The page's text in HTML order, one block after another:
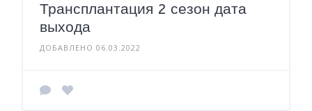
Трансплантация 2 сезон дата
выхода
ДОБАВЛЕНО 06.03.2022